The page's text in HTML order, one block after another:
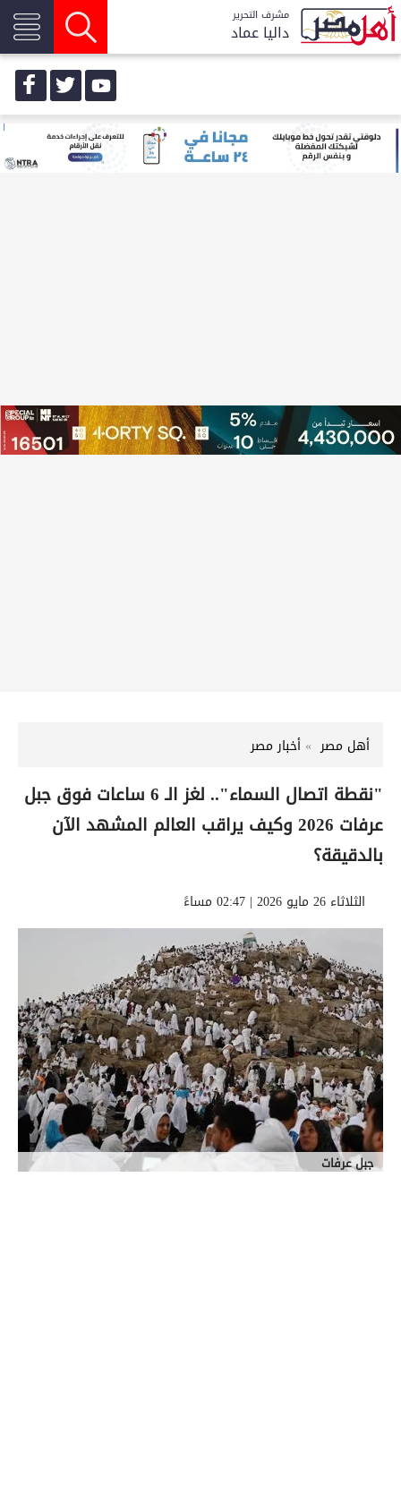
مشرف التحرير
داليا عماد
أهل مصر أخبار مصر
"نقطة اتصال السماء".. لغز الـ 6 ساعات فوق جبل
عرفات 2026 وكيف يراقب العالم المشهد الآن
بالدقيقة؟
الثلاثاء 26 مايو 2026 | 02:47 مساءً
جبل عرفات